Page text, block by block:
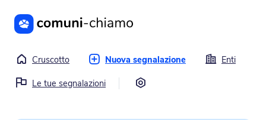
Vai al contenuto principale
Cruscotto Nuova segnalazione
Enti
Le tue segnalazioni